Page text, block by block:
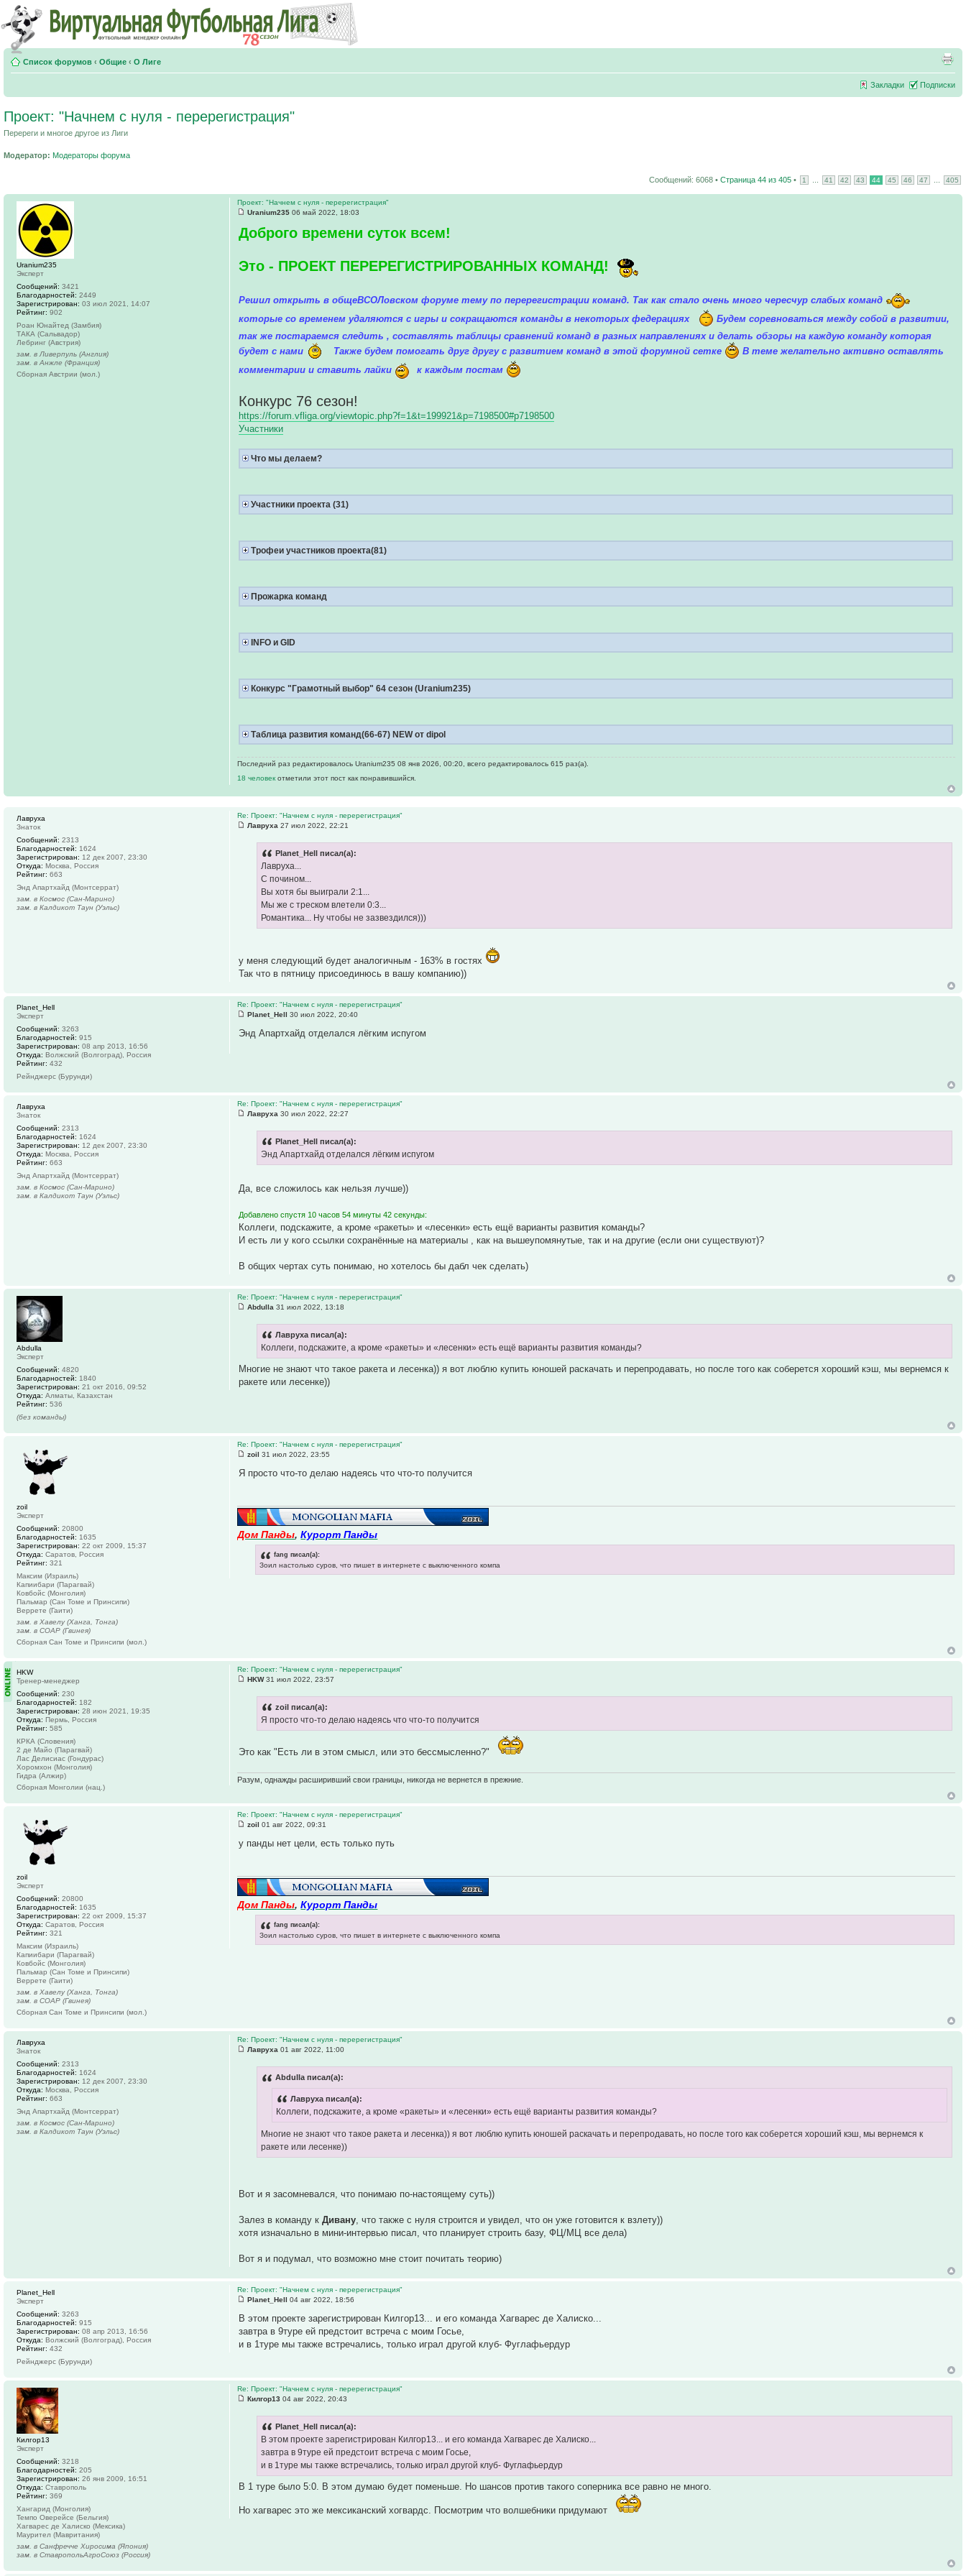
Список форумов ‹ Общие ‹ О Лиге
Закладки Подписки
Проект: "Начнем с нуля - перерегистрация"
Перереги и многое другое из Лиги
Модератор: Модераторы форума
Сообщений: 6068 • Страница 44 из 405 • 1 41 42 43 44 45 46 47 405
Проект: "Начнем с нуля - перерегистрация"
Uranium235 06 май 2022, 18:03
Доброго времени суток всем!
Это - ПРОЕКТ ПЕРЕРЕГИСТРИРОВАННЫХ КОМАНД!
Решил открыть в общеВСОЛовском форуме тему по перерегистрации команд. Так как стало очень много чересчур слабых команд
которые со временем удаляются с игры и сокращаются команды в некоторых федерациях
Будем соревноваться между собой в развитии,
так же постараемся следить , составлять таблицы сравнений команд в разных направлениях и делать обзоры на каждую команду которая
будет с нами
Также будем помогать друг другу с развитием команд в этой форумной сетке
В теме желательно активно оставлять
комментарии и ставить лайки
к каждым постам
Конкурс 76 сезон!
https://forum.vfliga.org/viewtopic.php?f=1&t=199921&p=7198500#p7198500
Участники
Что мы делаем?
Участники проекта (31)
Трофеи участников проекта(81)
Прожарка команд
INFO и GID
Конкурс "Грамотный выбор" 64 сезон (Uranium235)
Таблица развития команд(66-67) NEW от dipol
Последний раз редактировалось Uranium235 08 янв 2026, 00:20, всего редактировалось 615 раз(а).
18 человекотметили этот пост как понравившийся.
Uranium235
Эксперт
Сообщений: 3421
Благодарностей: 2449
Зарегистрирован: 03 июл 2021, 14:07
Рейтинг: 902
Роан Юнайтед (Замбия)
ТАКА (Сальвадор)
Лебринг (Австрия)
зам. в Ливерпуль (Англия)
зам. в Анжле (Франция)
Сборная Австрии (мол.)
Re: Проект: "Начнем с нуля - перерегистрация"
Лавруха 27 июл 2022, 22:21
Planet_Hell писал(а):
Лавруха...
С почином...
Вы хотя бы выиграли 2:1...
Мы же с треском влетели 0:3...
Романтика... Ну чтобы не зазвездился)))
у меня следующий будет аналогичным - 163% в гостях
Так что в пятницу присоединюсь в вашу компанию))
Лавруха
Знаток
Сообщений: 2313
Благодарностей: 1624
Зарегистрирован: 12 дек 2007, 23:30
Откуда: Москва, Россия
Рейтинг: 663
Энд Апартхайд (Монтсеррат)
зам. в Космос (Сан-Марино)
зам. в Калдикот Таун (Уэльс)
Re: Проект: "Начнем с нуля - перерегистрация"
Planet_Hell 30 июл 2022, 20:40
Энд Апартхайд отделался лёгким испугом
Planet_Hell
Эксперт
Сообщений: 3263
Благодарностей: 915
Зарегистрирован: 08 апр 2013, 16:56
Откуда: Волжский (Волгоград), Россия
Рейтинг: 432
Рейнджерс (Бурунди)
Re: Проект: "Начнем с нуля - перерегистрация"
Лавруха 30 июл 2022, 22:27
Planet_Hell писал(а):
Энд Апартхайд отделался лёгким испугом
Да, все сложилось как нельзя лучше))
Добавлено спустя 10 часов 54 минуты 42 секунды:
Коллеги, подскажите, а кроме «ракеты» и «лесенки» есть ещё варианты развития команды?
И есть ли у кого ссылки сохранённые на материалы , как на вышеупомянутые, так и на другие (если они существуют)?
В общих чертах суть понимаю, но хотелось бы дабл чек сделать)
Лавруха
Знаток
Сообщений: 2313
Благодарностей: 1624
Зарегистрирован: 12 дек 2007, 23:30
Откуда: Москва, Россия
Рейтинг: 663
Энд Апартхайд (Монтсеррат)
зам. в Космос (Сан-Марино)
зам. в Калдикот Таун (Уэльс)
Re: Проект: "Начнем с нуля - перерегистрация"
Abdulla 31 июл 2022, 13:18
Лавруха писал(а):
Коллеги, подскажите, а кроме «ракеты» и «лесенки» есть ещё варианты развития команды?
Многие не знают что такое ракета и лесенка)) я вот люблю купить юношей раскачать и перепродавать, но после того как соберется хороший кэш, мы вернемся к
ракете или лесенке))
Abdulla
Эксперт
Сообщений: 4820
Благодарностей: 1840
Зарегистрирован: 21 окт 2016, 09:52
Откуда: Алматы, Казахстан
Рейтинг: 536
(без команды)
Re: Проект: "Начнем с нуля - перерегистрация"
zoil 31 июл 2022, 23:55
Я просто что-то делаю надеясь что что-то получится
Дом Панды,Курорт Панды
fang писал(а):
Зоил настолько суров, что пишет в интернете с выключенного компа
zoil
Эксперт
Сообщений: 20800
Благодарностей: 1635
Зарегистрирован: 22 окт 2009, 15:37
Откуда: Саратов, Россия
Рейтинг: 321
Максим (Израиль)
Капиибари (Парагвай)
Ковбойс (Монголия)
Пальмар (Сан Томе и Принсипи)
Веррете (Гаити)
зам. в Хавелу (Ханга, Тонга)
зам. в СОАР (Гвинея)
Сборная Сан Томе и Принсипи (мол.)
Re: Проект: "Начнем с нуля - перерегистрация"
HKW31 июл 2022, 23:57
zoil писал(а):
Я просто что-то делаю надеясь что что-то получится
Это как "Есть ли в этом смысл, или это бессмысленно?"
Разум, однажды расширивший свои границы, никогда не вернется в прежние.
HKW
Тренер-менеджер
Сообщений: 230
Благодарностей: 182
Зарегистрирован: 28 июн 2021, 19:35
Откуда: Пермь, Россия
Рейтинг: 585
КРКА (Словения)
2 де Майо (Парагвай)
Лас Делисиас (Гондурас)
Хоромхон (Монголия)
Гидра (Алжир)
Сборная Монголии (нац.)
Re: Проект: "Начнем с нуля - перерегистрация"
zoil 01 авг 2022, 09:31
у панды нет цели, есть только путь
Дом Панды,Курорт Панды
fang писал(а):
Зоил настолько суров, что пишет в интернете с выключенного компа
zoil
Эксперт
Сообщений: 20800
Благодарностей: 1635
Зарегистрирован: 22 окт 2009, 15:37
Откуда: Саратов, Россия
Рейтинг: 321
Максим (Израиль)
Капиибари (Парагвай)
Ковбойс (Монголия)
Пальмар (Сан Томе и Принсипи)
Веррете (Гаити)
зам. в Хавелу (Ханга, Тонга)
зам. в СОАР (Гвинея)
Сборная Сан Томе и Принсипи (мол.)
Re: Проект: "Начнем с нуля - перерегистрация"
Лавруха 01 авг 2022, 11:00
Abdulla писал(а):
Лавруха писал(а):
Коллеги, подскажите, а кроме «ракеты» и «лесенки» есть ещё варианты развития команды?
Многие не знают что такое ракета и лесенка)) я вот люблю купить юношей раскачать и перепродавать, но после того как соберется хороший кэш, мы вернемся к
ракете или лесенке))
Вот и я засомневался, что понимаю по-настоящему суть))
Залез в команду кДивану , что также с нуля строится и увидел, что он уже готовится к взлету))
хотя изначально в мини-интервью писал, что планирует строить базу, ФЦ/МЦ все дела)
Вот я и подумал, что возможно мне стоит почитать теорию)
Лавруха
Знаток
Сообщений: 2313
Благодарностей: 1624
Зарегистрирован: 12 дек 2007, 23:30
Откуда: Москва, Россия
Рейтинг: 663
Энд Апартхайд (Монтсеррат)
зам. в Космос (Сан-Марино)
зам. в Калдикот Таун (Уэльс)
Re: Проект: "Начнем с нуля - перерегистрация"
Planet_Hell 04 авг 2022, 18:56
В этом проекте зарегистрирован Килгор13... и его команда Хагварес де Халиско...
завтра в 9туре ей предстоит встреча с моим Госье,
и в 1туре мы также встречались, только играл другой клуб- Фуглафьердур
Planet_Hell
Эксперт
Сообщений: 3263
Благодарностей: 915
Зарегистрирован: 08 апр 2013, 16:56
Откуда: Волжский (Волгоград), Россия
Рейтинг: 432
Рейнджерс (Бурунди)
Re: Проект: "Начнем с нуля - перерегистрация"
Килгор13 04 авг 2022, 20:43
Planet_Hell писал(а):
В этом проекте зарегистрирован Килгор13... и его команда Хагварес де Халиско...
завтра в 9туре ей предстоит встреча с моим Госье,
и в 1туре мы также встречались, только играл другой клуб- Фуглафьердур
В 1 туре было 5:0. В этом думаю будет поменьше. Но шансов против такого соперника все равно не много.
Но хагварес это же мексиканский хогвардс. Посмотрим что волшебники придумают
Килгор13
Эксперт
Сообщений: 3218
Благодарностей: 205
Зарегистрирован: 26 янв 2009, 16:51
Откуда: Ставрополь
Рейтинг: 369
Хангарид (Монголия)
Темпо Оверейсе (Бельгия)
Хагварес де Халиско (Мексика)
Маурител (Мавритания)
зам. в Санфречче Хиросима (Япония)
зам. в СтавропольАгроСоюз (Россия)